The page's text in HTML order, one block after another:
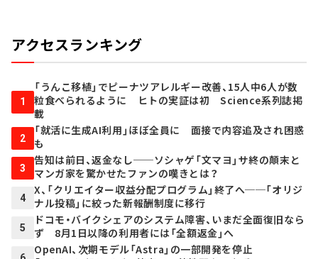
アクセスランキング
1
「うんこ移植」でピーナツアレルギー改善、15人中6人が数
粒食べられるように ヒトの実証は初 Science系列誌掲
載
2
「就活に生成AI利用」ほぼ全員に 面接で内容追及され困惑
も
3
告知は前日、返金なし──ソシャゲ「文マヨ」サ終の顛末と
マンガ家を驚かせたファンの嘆きとは？
4
X、「クリエイター収益分配プログラム」終了へ──「オリジ
ナル投稿」に絞った新報酬制度に移行
5
ドコモ・バイクシェアのシステム障害、いまだ全面復旧なら
ず 8月1日以降の利用者には「全額返金」へ
OpenAI、次期モデル「Astra」の一部開発を停止